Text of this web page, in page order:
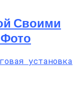
Своими